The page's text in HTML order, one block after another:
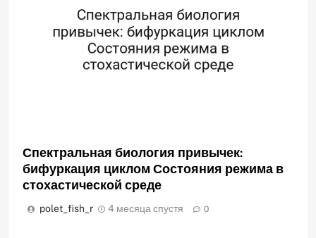
Спектральная биология привычек:
бифуркация циклом Состояния режима в
стохастической среде
polet_fish_r 4 месяца спустя 0